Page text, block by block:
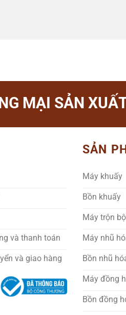
MẠI SẢN
và thanh toán
và giao hàng
SẢN
Máy khuấy
Bồn khuấy
Máy trộn
Máy nhũ
Bồn nhũ
Máy đồng
Bồn đồng